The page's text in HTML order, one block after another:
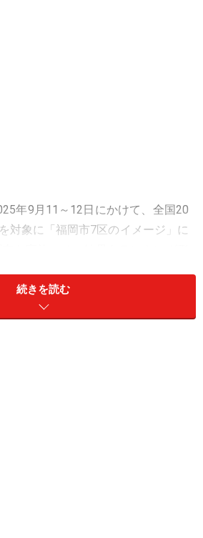
年9月11～12日にかけて、全国20
対象に「福岡市7区のイメージ」に
「観光スポット」について聞いて
続きを読む